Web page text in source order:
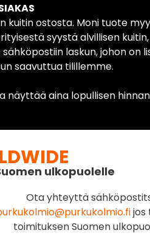
kuitin ostosta. Moni tuote
syystä alvillisen
laskun, johon on
saavuttua tilillemme.
näyttää aina lopullisen
ulkopuolelle
Ota yhteyttä
jos
toimituksen Suomen